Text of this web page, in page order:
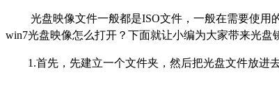
光盘映像文件一般都是ISO文件，一般在需要使用
win7光盘映像怎么打开？下面就让小编为大家带来光盘
1.首先，先建立一个文件夹，然后把光盘文件放进去